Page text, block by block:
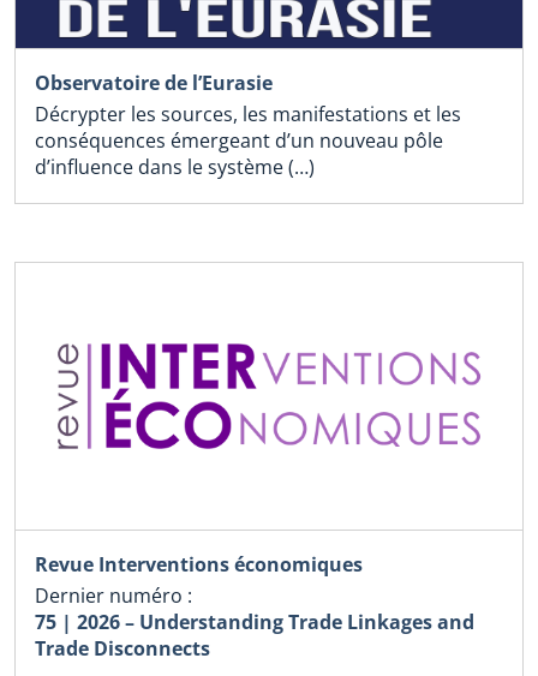
Observatoire de l’Eurasie
Décrypter les sources, les manifestations et les
conséquences émergeant d’un nouveau pôle
d’influence dans le système (…)
Revue Interventions économiques
Dernier numéro :
75 | 2026 – Understanding Trade Linkages and
Trade Disconnects